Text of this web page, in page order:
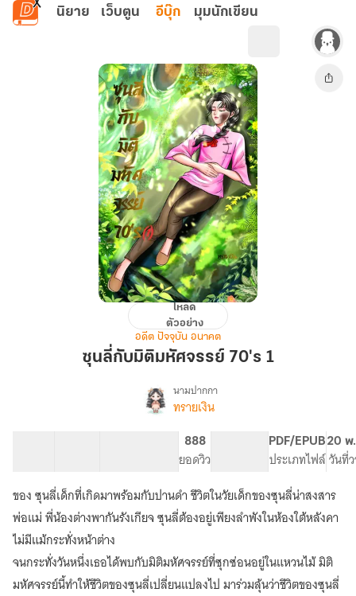
ข้ามไปยังเนื้อหาหลัก
นิยาย เว็บตูน อีบุ๊ก มุมนักเขียน
กับ
มหัศจรรย์
โหลด
ตัวอย่าง
อดีต ปัจจุบัน อนาคต
ซุนลี่กับมิติมหัศจรรย์ 70's 1
เรื่อง
ลี่
กับ
มิติ
มหัศจรรย์
70's
นามปากกา
ทรายเงิน
888
ยอดวิว
PDF/EPUB
ประเภทไฟล์
20 พ
วันที่
ของ ซุนลี่เด็กที่เกิดมาพร้อมกับปานดำ ชีวิตในวัยเด็กของซุนลี่น่าสงสาร
พ่อแม่ พี่น้องต่างพากันรังเกียจ ซุนลี่ต้องอยู่เพียงลำพังในห้องใต้หลังคา
ไม่มีแม้กระทั่งหน้าต่าง
จนกระทั่งวันหนึ่งเธอได้พบกับมิติมหัศจรรย์ที่ซุกซ่อนอยู่ในแหวนไม้ มิติ
มหัศจรรย์นี้ทำให้ชีวิตของซุนลี่เปลี่ยนแปลงไป มาร่วมลุ้นว่าชีวิตของซุนลี่